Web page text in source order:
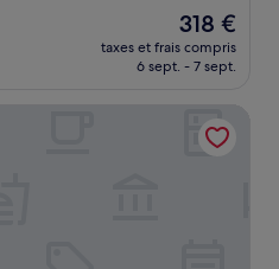
Le
nouveau
prix
de
318 €
318 €
taxes et frais compris
6 sept. - 7 sept.
Park Gold Experience